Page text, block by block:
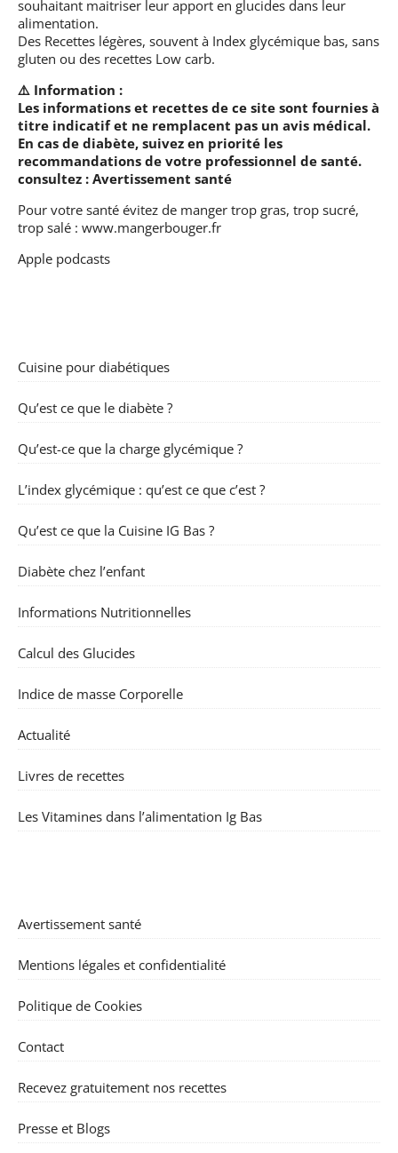
souhaitant maitriser leur apport en glucides dans leur
alimentation.
Des Recettes légères, souvent à Index glycémique bas, sans
gluten ou des recettes Low carb.
⚠️ Information :
Les informations et recettes de ce site sont fournies à
titre indicatif et ne remplacent pas un avis médical.
En cas de diabète, suivez en priorité les
recommandations de votre professionnel de santé.
consultez : Avertissement santé
Pour votre santé évitez de manger trop gras, trop sucré,
trop salé : www.mangerbouger.fr
Apple podcasts
Cuisine pour diabétiques
Qu’est ce que le diabète ?
Qu’est-ce que la charge glycémique ?
L’index glycémique : qu’est ce que c’est ?
Qu’est ce que la Cuisine IG Bas ?
Diabète chez l’enfant
Informations Nutritionnelles
Calcul des Glucides
Indice de masse Corporelle
Actualité
Livres de recettes
Les Vitamines dans l’alimentation Ig Bas
Avertissement santé
Mentions légales et confidentialité
Politique de Cookies
Contact
Recevez gratuitement nos recettes
Presse et Blogs